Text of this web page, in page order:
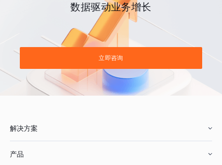
数据驱动业务增长
立即咨询
解决方案
产品